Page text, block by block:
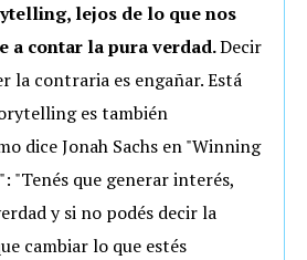
lejos de lo que nos
a contar la pura verdad.Decir
la contraria es engañar. Está
es también
dice Jonah Sachs en "Winning
"Tenés que generar interés,
y si no podés decir la
cambiar lo que estés